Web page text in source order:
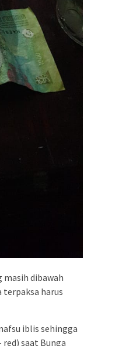
masih dibawah
harus
iblis sehingga
saat Bunga